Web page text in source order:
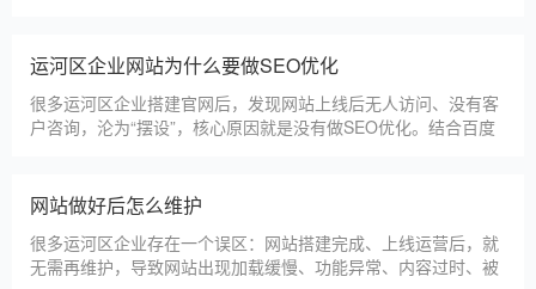
天详细解读SSL证书的核心作用，帮助企业避开误区、正确使
用。首先，SSL证书最核心的
运河区企业网站为什么要做SEO优化
很多运河区企业搭建官网后，发现网站上线后无人访问、没有客
户咨询，沦为“摆设”，核心原因就是没有做SEO优化。结合百度
通过合理的优化，让网站获得更多本地精准流量，实现被动获
客，提升线上竞争力。首先，S
网站做好后怎么维护
很多运河区企业存在一个误区：网站搭建完成、上线运营后，就
无需再维护，导致网站出现加载缓慢、功能异常、内容过时、被